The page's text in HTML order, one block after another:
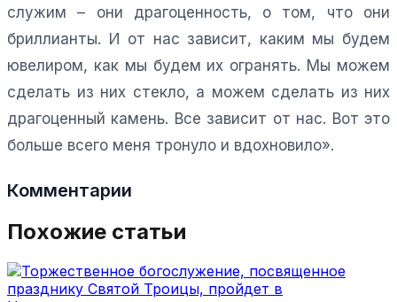
служим – они драгоценность, о том, что они
бриллианты. И от нас зависит, каким мы будем
ювелиром, как мы будем их огранять. Мы можем
сделать из них стекло, а можем сделать из них
драгоценный камень. Все зависит от нас. Вот это
больше всего меня тронуло и вдохновило».
Комментарии
Похожие статьи